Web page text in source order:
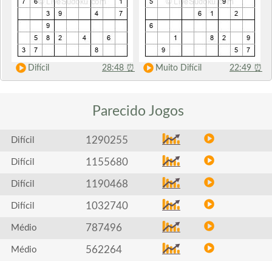
Difícil 28:48 ⏰ Muito Difícil 22:49 ⏰
Parecido Jogos
Difícil 1290255
Difícil 1155680
Difícil 1190468
Difícil 1032740
Médio 787496
Médio 562264